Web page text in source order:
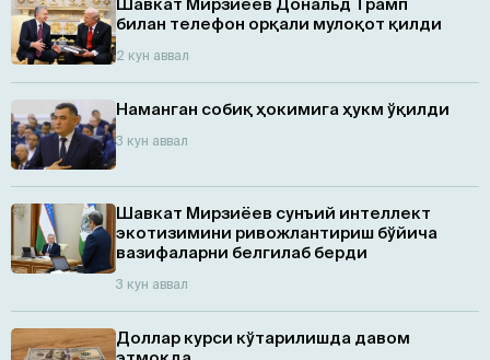
билан телефон орқали мулоқот қилди
2 кун аввал
Наманган собиқ ҳокимига ҳукм ўқилди
3 кун аввал
Шавкат Мирзиёев сунъий интеллект
экотизимини ривожлантириш бўйича
вазифаларни белгилаб берди
3 кун аввал
Доллар курси кўтарилишда давом